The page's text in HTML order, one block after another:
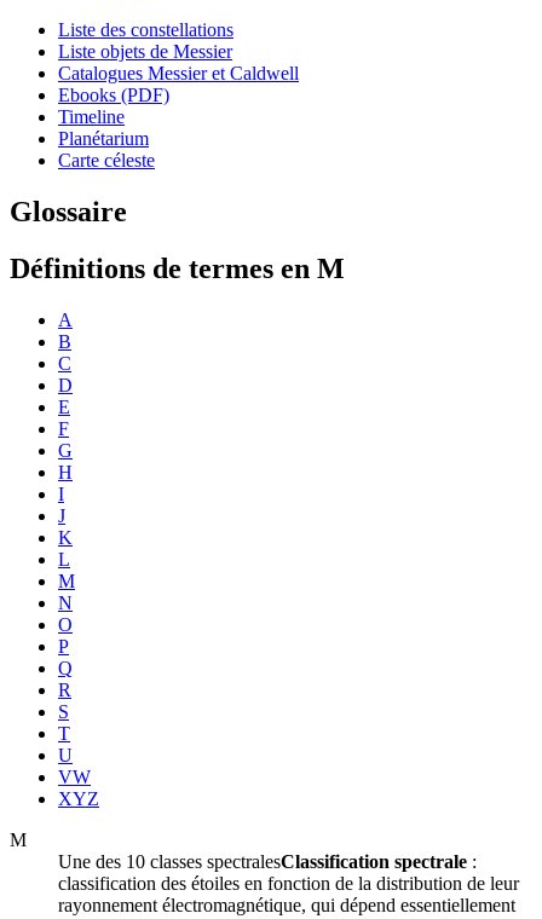
Liste des constellations
Liste objets de Messier
Catalogues Messier et Caldwell
Ebooks (PDF)
Timeline
Planétarium
Carte céleste
Glossaire
Définitions de termes en M
A
B
C
D
E
F
G
H
I
J
K
L
M
N
O
P
Q
R
S
T
U
VW
XYZ
M
Une des 10 classes spectralesClassification spectrale :
classification des étoiles en fonction de la distribution de leur
rayonnement électromagnétique, qui dépend essentiellement